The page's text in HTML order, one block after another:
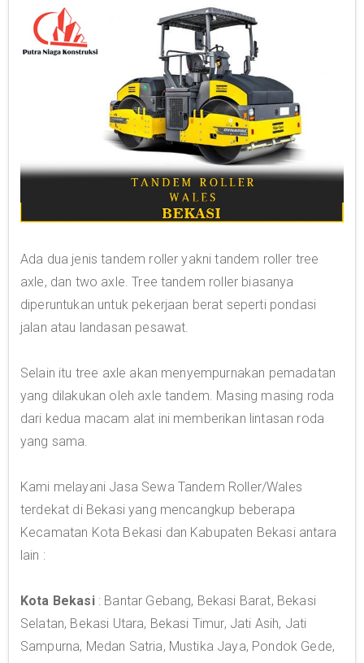
Ada dua jenis tandem roller yakni tandem roller tree
axle, dan two axle. Tree tandem roller biasanya
diperuntukan untuk pekerjaan berat seperti pondasi
jalan atau landasan pesawat.
Selain itu tree axle akan menyempurnakan pemadatan
yang dilakukan oleh axle tandem. Masing masing roda
dari kedua macam alat ini memberikan lintasan roda
yang sama.
Kami melayani Jasa Sewa Tandem Roller/Wales
terdekat di Bekasi yang mencangkup beberapa
Kecamatan Kota Bekasi dan Kabupaten Bekasi antara
lain :
Kota Bekasi: Bantar Gebang, Bekasi Barat, Bekasi
Selatan, Bekasi Utara, Bekasi Timur, Jati Asih, Jati
Sampurna, Medan Satria, Mustika Jaya, Pondok Gede,